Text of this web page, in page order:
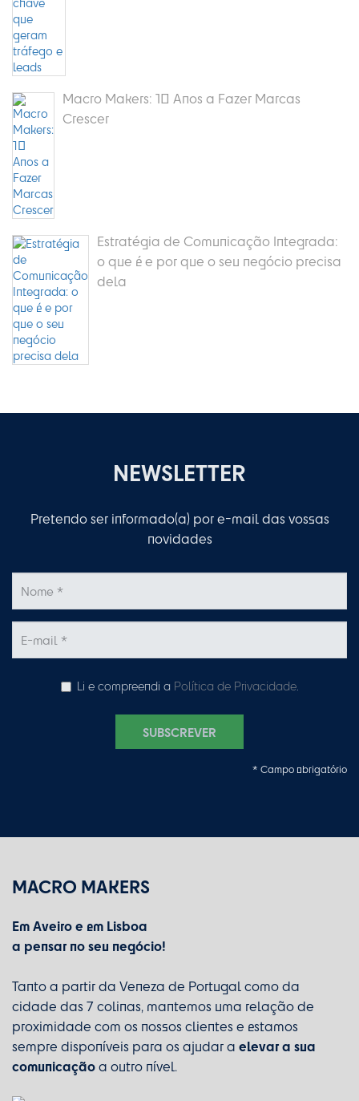
Macro Makers: 10 Anos a Fazer Marcas
Crescer
Estratégia de Comunicação Integrada:
o que é e por que o seu negócio precisa
dela
NEWSLETTER
Pretendo ser informado(a) por e-mail das vossas
novidades
Li e compreendi a Política de Privacidade.
SUBSCREVER
* Campo obrigatório
MACRO MAKERS
Em Aveiro e em Lisboa
a pensar no seu negócio!
Tanto a partir da Veneza de Portugal como da
cidade das 7 colinas, mantemos uma relação de
proximidade com os nossos clientes e estamos
sempre disponíveis para os ajudar a elevar a sua
comunicaçãoa outro nível.